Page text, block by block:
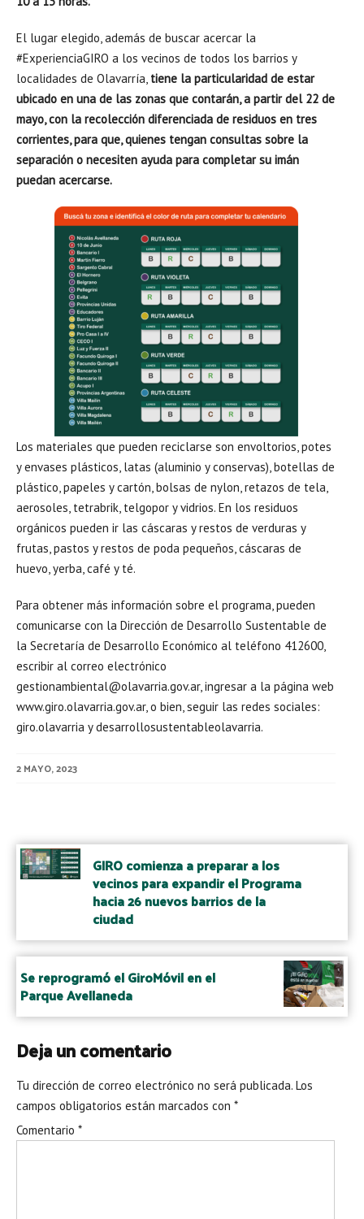
El lugar elegido, además de buscar acercar la
#ExperienciaGIRO a los vecinos de todos los barrios y
localidades de Olavarría, tiene la particularidad de estar
ubicado en una de las zonas que contarán, a partir del 22 de
mayo, con la recolección diferenciada de residuos en tres
corrientes, para que, quienes tengan consultas sobre la
separación o necesiten ayuda para completar su imán
puedan acercarse.
Los materiales que pueden reciclarse son envoltorios, potes
y envases plásticos, latas (aluminio y conservas), botellas de
plástico, papeles y cartón, bolsas de nylon, retazos de tela,
aerosoles, tetrabrik, telgopor y vidrios. En los residuos
orgánicos pueden ir las cáscaras y restos de verduras y
frutas, pastos y restos de poda pequeños, cáscaras de
huevo, yerba, café y té.
Para obtener más información sobre el programa, pueden
comunicarse con la Dirección de Desarrollo Sustentable de
la Secretaría de Desarrollo Económico al teléfono 412600,
escribir al correo electrónico
gestionambiental@olavarria.gov.ar, ingresar a la página web
www.giro.olavarria.gov.ar, o bien, seguir las redes sociales:
giro.olavarria y desarrollosustentableolavarria.
2 MAYO, 2023
Post
navigation GIRO comienza a preparar a los
vecinos para expandir el Programa
hacia 26 nuevos barrios de la
ciudad
Se reprogramó el GiroMóvil en el
Parque Avellaneda
Deja un comentario
Tu dirección de correo electrónico no será publicada. Los
campos obligatorios están marcados con *
Comentario *